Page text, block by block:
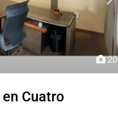
20
Cuatro